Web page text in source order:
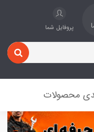
پروفایل شما
محصولات